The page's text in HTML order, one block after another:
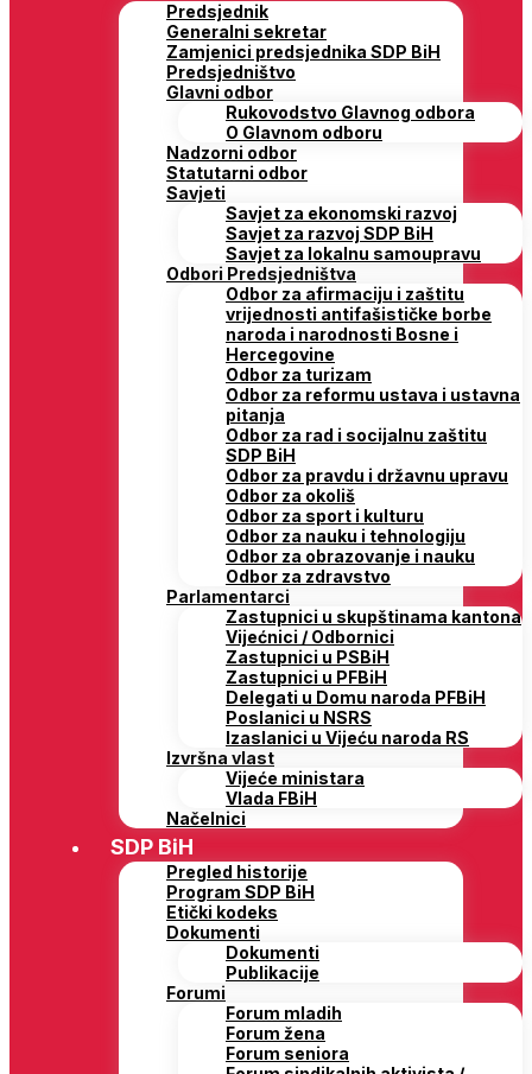
Predsjednik
Generalni sekretar
Zamjenici predsjednika SDP BiH
Predsjedništvo
Glavni odbor
Rukovodstvo Glavnog odbora
O Glavnom odboru
Nadzorni odbor
Statutarni odbor
Savjeti
Savjet za ekonomski razvoj
Savjet za razvoj SDP BiH
Savjet za lokalnu samoupravu
Odbori Predsjedništva
Odbor za afirmaciju i zaštitu
vrijednosti antifašističke borbe
naroda i narodnosti Bosne i
Hercegovine
Odbor za turizam
Odbor za reformu ustava i ustavna
pitanja
Odbor za rad i socijalnu zaštitu
SDP BiH
Odbor za pravdu i državnu upravu
Odbor za okoliš
Odbor za sport i kulturu
Odbor za nauku i tehnologiju
Odbor za obrazovanje i nauku
Odbor za zdravstvo
Parlamentarci
Zastupnici u skupštinama kantona
Vijećnici / Odbornici
Zastupnici u PSBiH
Zastupnici u PFBiH
Delegati u Domu naroda PFBiH
Poslanici u NSRS
Izaslanici u Vijeću naroda RS
Izvršna vlast
Vijeće ministara
Vlada FBiH
Načelnici
SDP BiH
Pregled historije
Program SDP BiH
Etički kodeks
Dokumenti
Dokumenti
Publikacije
Forumi
Forum mladih
Forum žena
Forum seniora